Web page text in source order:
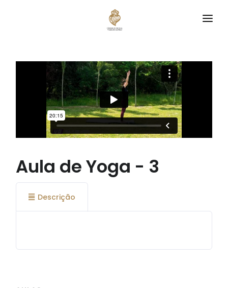
DESCOBRE
EQUIPAMENTOS
TREINA CONNOSCO
AGENDA
Aula de Yoga - 3
Descrição